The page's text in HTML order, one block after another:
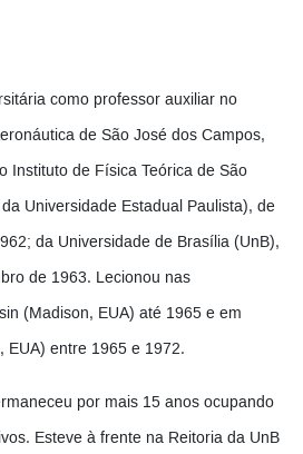
como professor auxiliar no
de São José dos Campos,
Instituto de Física Teórica de São
Universidade Estadual Paulista), de
da Universidade de Brasília (UnB),
de 1963. Lecionou nas
(Madison, EUA) até 1965 e em
EUA) entre 1965 e 1972.
por mais 15 anos ocupando
Esteve à frente na Reitoria da UnB